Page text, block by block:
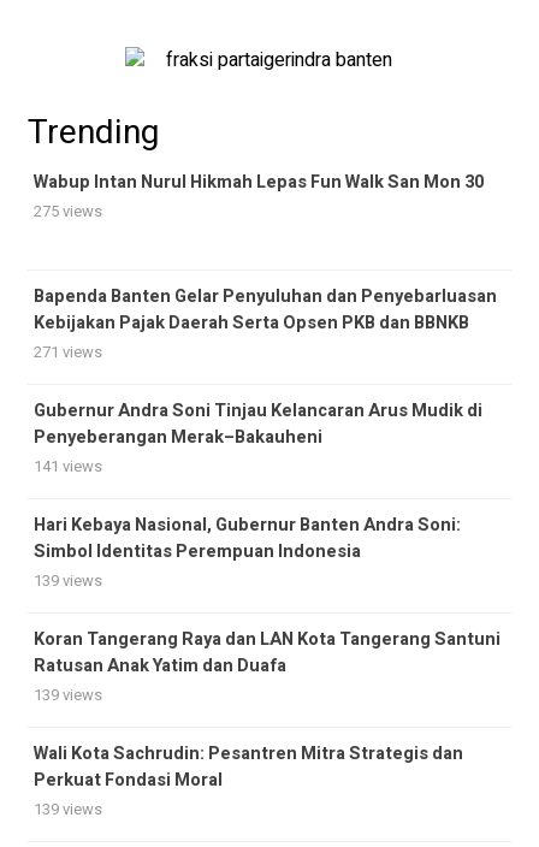
Trending
Wabup Intan Nurul Hikmah Lepas Fun Walk San Mon 30
275 views
Bapenda Banten Gelar Penyuluhan dan Penyebarluasan
Kebijakan Pajak Daerah Serta Opsen PKB dan BBNKB
271 views
Gubernur Andra Soni Tinjau Kelancaran Arus Mudik di
Penyeberangan Merak–Bakauheni
141 views
Hari Kebaya Nasional, Gubernur Banten Andra Soni:
Simbol Identitas Perempuan Indonesia
139 views
Koran Tangerang Raya dan LAN Kota Tangerang Santuni
Ratusan Anak Yatim dan Duafa
139 views
Wali Kota Sachrudin: Pesantren Mitra Strategis dan
Perkuat Fondasi Moral
139 views